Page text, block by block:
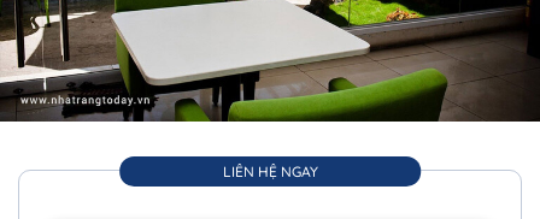
LIÊN HỆ NGAY